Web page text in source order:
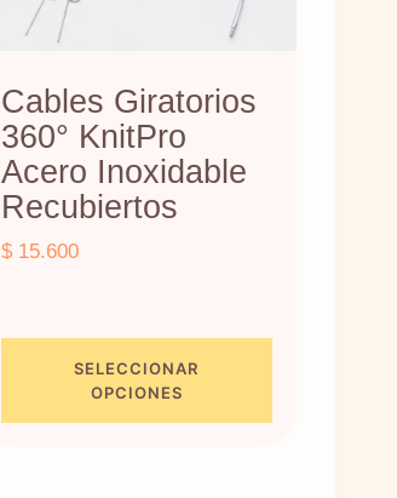
Cables Giratorios
360° KnitPro
Acero Inoxidable
Recubiertos
$15.600
SELECCIONAR
OPCIONES